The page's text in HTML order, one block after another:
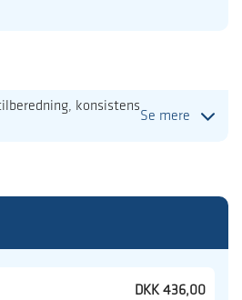
konsistens
Se mere
DKK 436,00